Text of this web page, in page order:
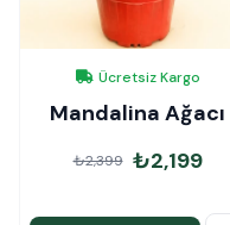
Ücretsiz Kargo
Mandalina Ağacı
₺2,399 ₺2,199